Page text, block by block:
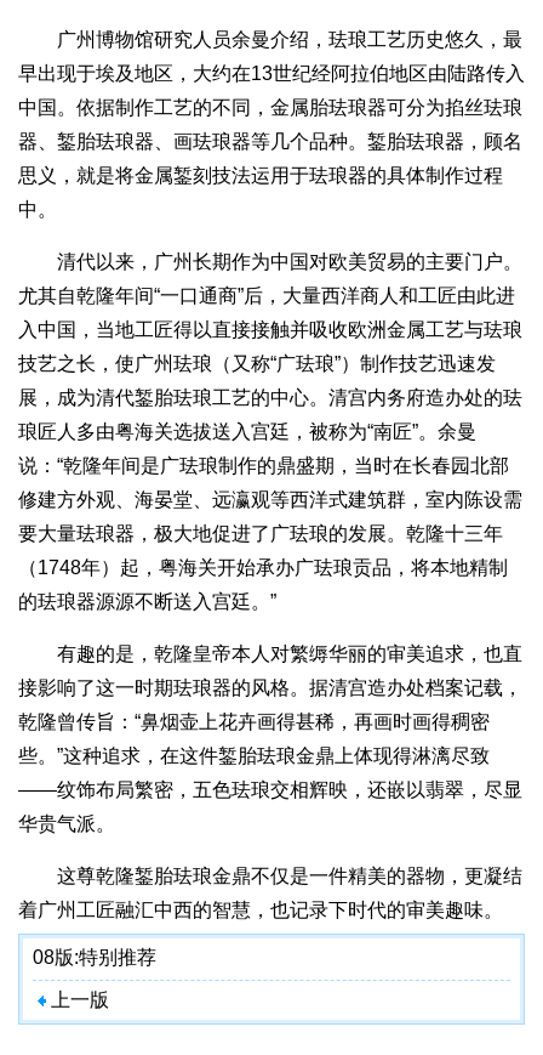
广州博物馆研究人员余曼介绍，珐琅工艺历史悠久，最
早出现于埃及地区，大约在13世纪经阿拉伯地区由陆路传入
中国。依据制作工艺的不同，金属胎珐琅器可分为掐丝珐琅
器、錾胎珐琅器、画珐琅器等几个品种。錾胎珐琅器，顾名
思义，就是将金属錾刻技法运用于珐琅器的具体制作过程
中。
清代以来，广州长期作为中国对欧美贸易的主要门户。
尤其自乾隆年间“一口通商”后，大量西洋商人和工匠由此进
入中国，当地工匠得以直接接触并吸收欧洲金属工艺与珐琅
技艺之长，使广州珐琅（又称“广珐琅”）制作技艺迅速发
展，成为清代錾胎珐琅工艺的中心。清宫内务府造办处的珐
琅匠人多由粤海关选拔送入宫廷，被称为“南匠”。余曼
说：“乾隆年间是广珐琅制作的鼎盛期，当时在长春园北部
修建方外观、海晏堂、远瀛观等西洋式建筑群，室内陈设需
要大量珐琅器，极大地促进了广珐琅的发展。乾隆十三年
（1748年）起，粤海关开始承办广珐琅贡品，将本地精制
的珐琅器源源不断送入宫廷。”
有趣的是，乾隆皇帝本人对繁缛华丽的审美追求，也直
接影响了这一时期珐琅器的风格。据清宫造办处档案记载，
乾隆曾传旨：“鼻烟壶上花卉画得甚稀，再画时画得稠密
些。”这种追求，在这件錾胎珐琅金鼎上体现得淋漓尽致
——纹饰布局繁密，五色珐琅交相辉映，还嵌以翡翠，尽显
华贵气派。
这尊乾隆錾胎珐琅金鼎不仅是一件精美的器物，更凝结
着广州工匠融汇中西的智慧，也记录下时代的审美趣味。
08版:特别推荐
上一版